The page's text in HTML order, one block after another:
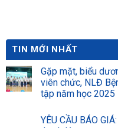
TIN MỚI NHẤT
Gặp mặt, biểu
viên chức, NLĐ
tập năm học 2025
YÊU CẦU BÁO